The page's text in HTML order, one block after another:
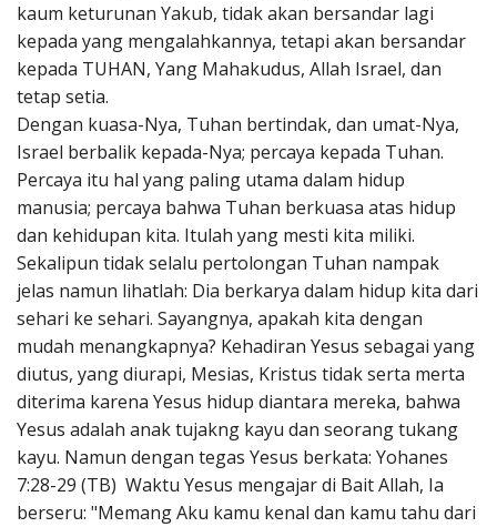
kaum keturunan Yakub, tidak akan bersandar lagi
kepada yang mengalahkannya, tetapi akan bersandar
kepada TUHAN, Yang Mahakudus, Allah Israel, dan
tetap setia.
Dengan kuasa-Nya, Tuhan bertindak, dan umat-Nya,
Israel berbalik kepada-Nya; percaya kepada Tuhan.
Percaya itu hal yang paling utama dalam hidup
manusia; percaya bahwa Tuhan berkuasa atas hidup
dan kehidupan kita. Itulah yang mesti kita miliki.
Sekalipun tidak selalu pertolongan Tuhan nampak
jelas namun lihatlah: Dia berkarya dalam hidup kita dari
sehari ke sehari. Sayangnya, apakah kita dengan
mudah menangkapnya? Kehadiran Yesus sebagai yang
diutus, yang diurapi, Mesias, Kristus tidak serta merta
diterima karena Yesus hidup diantara mereka, bahwa
Yesus adalah anak tujakng kayu dan seorang tukang
kayu. Namun dengan tegas Yesus berkata: Yohanes
7:28-29 (TB) Waktu Yesus mengajar di Bait Allah, Ia
berseru: "Memang Aku kamu kenal dan kamu tahu dari